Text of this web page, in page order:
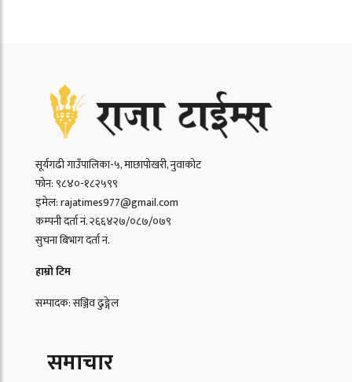
सूर्यगढी गाउँपालिका-५, माछापोखरी, नुवाकोट
फोन: ९८४०-१८२५९९
इमेल: rajatimes977@gmail.com
कम्पनी दर्ता नं. २६६४२७/०८७/०७९
सुचना बिभाग दर्ता नं.
हाम्रो टिम
सम्पादक: सञ्जिव ढुङ्गेल
समाचार